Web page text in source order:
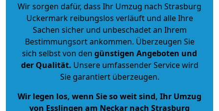
Wir sorgen dafür, dass Ihr Umzug nach Strasburg
Uckermark reibungslos verläuft und alle Ihre
Sachen sicher und unbeschadet an Ihrem
Bestimmungsort ankommen. Überzeugen Sie
sich selbst von den günstigen Angeboten und
der Qualität. Unsere umfassender Service wird
Sie garantiert überzeugen.
Wir legen los, wenn Sie so weit sind, Ihr Umzug
von Esslingen am Neckar nach Strasburg